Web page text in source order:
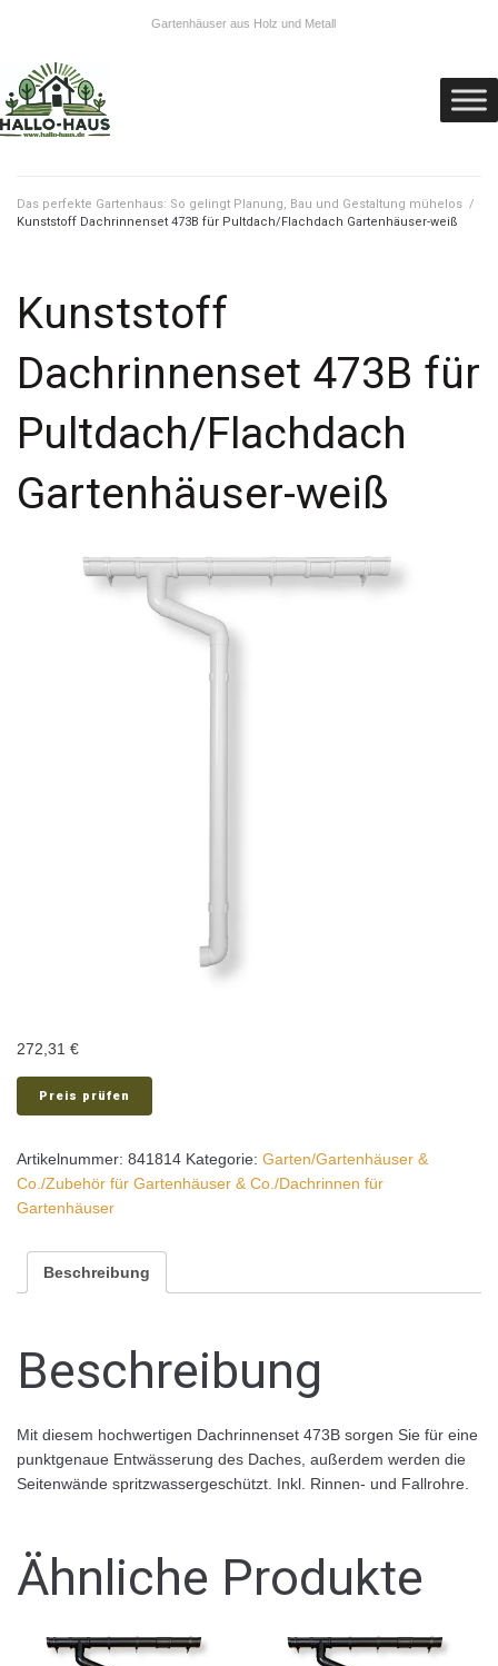
Gartenhäuser aus Holz und Metall
Das perfekte Gartenhaus: So gelingt Planung, Bau und Gestaltung mühelos /
Kunststoff Dachrinnenset 473B für Pultdach/Flachdach Gartenhäuser-weiß
Kunststoff
Dachrinnenset 473B für
Pultdach/Flachdach
Gartenhäuser-weiß
272,31 €
Preis prüfen
Artikelnummer: 841814 Kategorie: Garten/Gartenhäuser &
Co./Zubehör für Gartenhäuser & Co./Dachrinnen für
Gartenhäuser
Beschreibung
Beschreibung
Mit diesem hochwertigen Dachrinnenset 473B sorgen Sie für eine
punktgenaue Entwässerung des Daches, außerdem werden die
Seitenwände spritzwassergeschützt. Inkl. Rinnen- und Fallrohre.
Ähnliche Produkte